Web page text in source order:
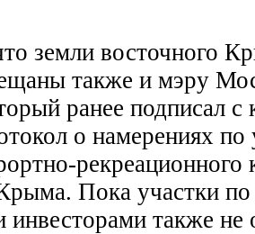
земли восточного
также и мэру
ранее подписал
о намерениях
рекреационного
Пока участки по
инвесторами также